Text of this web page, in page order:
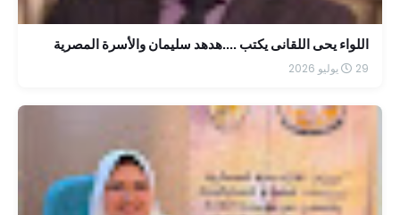
اللواء يحى اللقانى يكتب ....هدهد سليمان والأسرة المصرية
29 يوليو 2026